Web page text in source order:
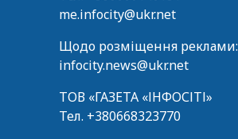
me.infocity@ukr.net
Щодо розміщення реклами:
infocity.news@ukr.net
ТОВ «ГАЗЕТА «ІНФОСІТІ»
Тел. +380668323770